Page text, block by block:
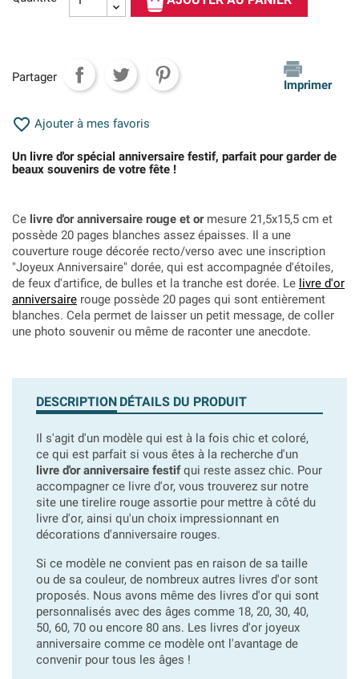
Partager
Imprimer
 Ajouter à mes favoris
Un livre d'or spécial anniversaire festif, parfait pour garder de
beaux souvenirs de votre fête !
Ce livre d'or anniversaire rouge et ormesure 21,5x15,5 cm et
possède 20 pages blanches assez épaisses. Il a une
couverture rouge décorée recto/verso avec une inscription
"Joyeux Anniversaire" dorée, qui est accompagnée d'étoiles,
de feux d'artifice, de bulles et la tranche est dorée. Le livre d'or
anniversaire rouge possède 20 pages qui sont entièrement
blanches. Cela permet de laisser un petit message, de coller
une photo souvenir ou même de raconter une anecdote.
DESCRIPTION DÉTAILS DU PRODUIT
Il s'agit d'un modèle qui est à la fois chic et coloré,
ce qui est parfait si vous êtes à la recherche d'un
livre d'or anniversaire festifqui reste assez chic. Pour
accompagner ce livre d'or, vous trouverez sur notre
site une tirelire rouge assortie pour mettre à côté du
livre d'or, ainsi qu'un choix impressionnant en
décorations d'anniversaire rouges.
Si ce modèle ne convient pas en raison de sa taille
ou de sa couleur, de nombreux autres livres d'or sont
proposés. Nous avons même des livres d'or qui sont
personnalisés avec des âges comme 18, 20, 30, 40,
50, 60, 70 ou encore 80 ans. Les livres d'or joyeux
anniversaire comme ce modèle ont l'avantage de
convenir pour tous les âges !